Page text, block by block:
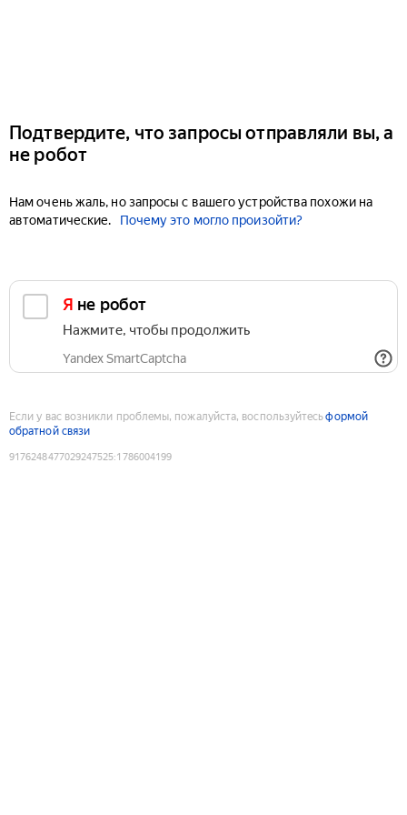
Подтвердите, что запросы отправляли вы, а
не робот
Нам очень жаль, но запросы с вашего устройства похожи на
автоматические.
Почему это могло произойти?
Я не робот
Нажмите, чтобы продолжить
Yandex SmartCaptcha
Если у вас возникли проблемы, пожалуйста, воспользуйтесьформой
обратной связи
9176248477029247525:1786004199